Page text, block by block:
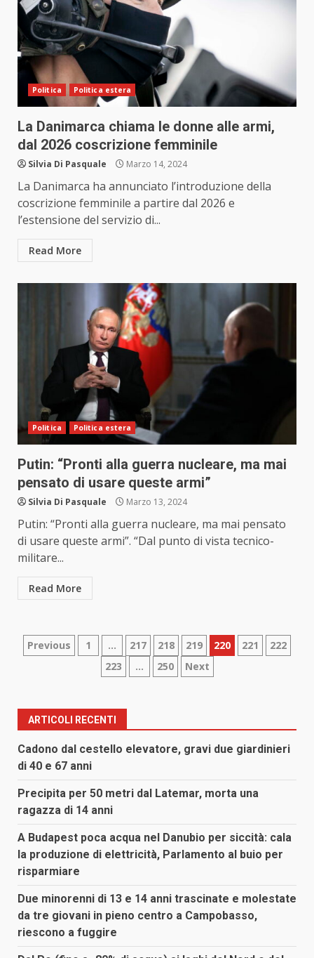
Politica Politica estera
La Danimarca chiama le donne alle armi,
dal 2026 coscrizione femminile
Silvia Di Pasquale Marzo 14, 2024
La Danimarca ha annunciato l’introduzione della
coscrizione femminile a partire dal 2026 e
l’estensione del servizio di...
Read More
Politica Politica estera
Putin: “Pronti alla guerra nucleare, ma mai
pensato di usare queste armi”
Silvia Di Pasquale Marzo 13, 2024
Putin: “Pronti alla guerra nucleare, ma mai pensato
di usare queste armi”. “Dal punto di vista tecnico-
militare...
Read More
Paginazione
articoli
Previous 1 … 217 218 219 220 221
222
223
… 250 Next
ARTICOLI RECENTI
Cadono dal cestello elevatore, gravi due giardinieri
di 40 e 67 anni
Precipita per 50 metri dal Latemar, morta una
ragazza di 14 anni
A Budapest poca acqua nel Danubio per siccità: cala
la produzione di elettricità, Parlamento al buio per
risparmiare
Due minorenni di 13 e 14 anni trascinate e molestate
da tre giovani in pieno centro a Campobasso,
riescono a fuggire